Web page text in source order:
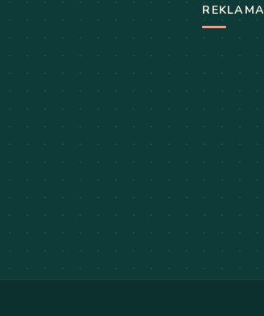
REKLAMA